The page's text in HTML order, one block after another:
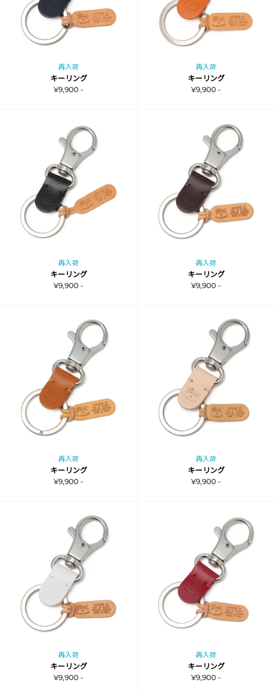
再入荷
キーリング
¥9,900 -
再入荷
キーリング
¥9,900 -
再入荷
キーリング
¥9,900 -
再入荷
キーリング
¥9,900 -
再入荷
キーリング
¥9,900 -
再入荷
キーリング
¥9,900 -
再入荷
キーリング
¥9,900 -
再入荷
キーリング
¥9,900 -